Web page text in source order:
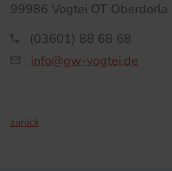
99986 Vogtei OT Oberdorla
(03601) 88 68 68
info@gw-vogtei.de
zurück